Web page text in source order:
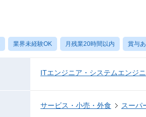
業界未経験OK 月残業20時間以内 賞与あ
ITエンジニア・システムエンジ
サービス・小売・外食 スーパ